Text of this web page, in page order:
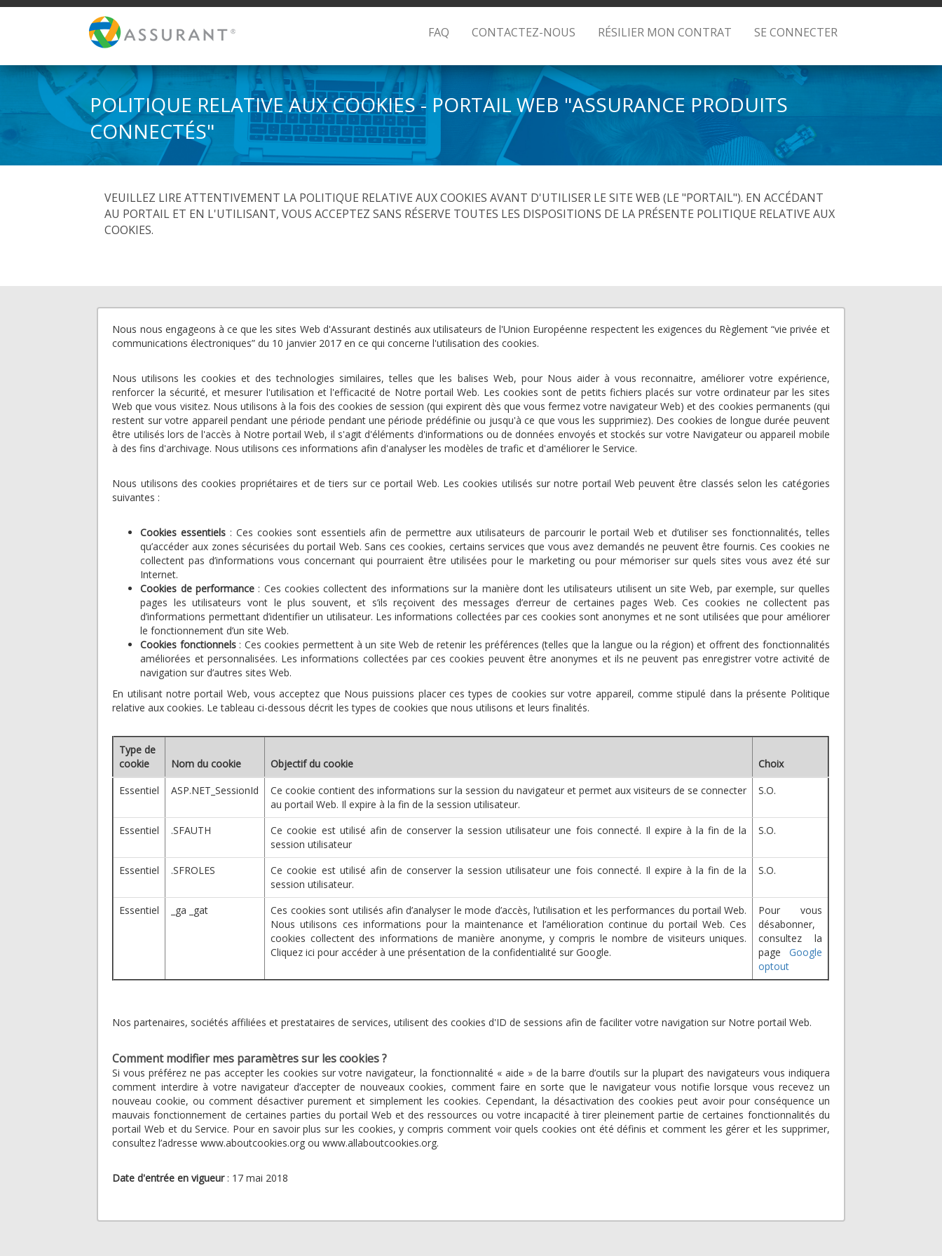
FAQ CONTACTEZ-NOUS RÉSILIER MON CONTRAT SE CONNECTER
POLITIQUE RELATIVE AUX COOKIES - PORTAIL WEB "ASSURANCE PRODUITS
CONNECTÉS"
VEUILLEZ LIRE ATTENTIVEMENT LA POLITIQUE RELATIVE AUX COOKIES AVANT D'UTILISER LE SITE WEB (LE "PORTAIL"). EN ACCÉDANT
AU PORTAIL ET EN L'UTILISANT, VOUS ACCEPTEZ SANS RÉSERVE TOUTES LES DISPOSITIONS DE LA PRÉSENTE POLITIQUE RELATIVE AUX
COOKIES.
Nous nous engageons à ce que les sites Web d'Assurant destinés aux utilisateurs de l'Union Européenne respectent les exigences du Règlement “vie privée et
communications électroniques” du 10 janvier 2017 en ce qui concerne l'utilisation des cookies.
Nous utilisons les cookies et des technologies similaires, telles que les balises Web, pour Nous aider à vous reconnaitre, améliorer votre expérience,
renforcer la sécurité, et mesurer l'utilisation et l'efficacité de Notre portail Web. Les cookies sont de petits fichiers placés sur votre ordinateur par les sites
Web que vous visitez. Nous utilisons à la fois des cookies de session (qui expirent dès que vous fermez votre navigateur Web) et des cookies permanents (qui
restent sur votre appareil pendant une période pendant une période prédéfinie ou jusqu'à ce que vous les supprimiez). Des cookies de longue durée peuvent
être utilisés lors de l'accès à Notre portail Web, il s'agit d'éléments d'informations ou de données envoyés et stockés sur votre Navigateur ou appareil mobile
à des fins d'archivage. Nous utilisons ces informations afin d'analyser les modèles de trafic et d'améliorer le Service.
Nous utilisons des cookies propriétaires et de tiers sur ce portail Web. Les cookies utilisés sur notre portail Web peuvent être classés selon les catégories
suivantes :
Cookies essentiels : Ces cookies sont essentiels afin de permettre aux utilisateurs de parcourir le portail Web et d’utiliser ses fonctionnalités, telles
qu’accéder aux zones sécurisées du portail Web. Sans ces cookies, certains services que vous avez demandés ne peuvent être fournis. Ces cookies ne
collectent pas d’informations vous concernant qui pourraient être utilisées pour le marketing ou pour mémoriser sur quels sites vous avez été sur
Internet.
Cookies de performance: Ces cookies collectent des informations sur la manière dont les utilisateurs utilisent un site Web, par exemple, sur quelles
pages les utilisateurs vont le plus souvent, et s’ils reçoivent des messages d’erreur de certaines pages Web. Ces cookies ne collectent pas
d’informations permettant d’identifier un utilisateur. Les informations collectées par ces cookies sont anonymes et ne sont utilisées que pour améliorer
le fonctionnement d’un site Web.
Cookies fonctionnels: Ces cookies permettent à un site Web de retenir les préférences (telles que la langue ou la région) et offrent des fonctionnalités
améliorées et personnalisées. Les informations collectées par ces cookies peuvent être anonymes et ils ne peuvent pas enregistrer votre activité de
navigation sur d’autres sites Web.
En utilisant notre portail Web, vous acceptez que Nous puissions placer ces types de cookies sur votre appareil, comme stipulé dans la présente Politique
relative aux cookies. Le tableau ci-dessous décrit les types de cookies que nous utilisons et leurs finalités.
Type de
cookie
Nom du cookie Objectif du cookie
Choix
Essentiel
ASP.NET_SessionId
Ce cookie contient des informations sur la session du navigateur et permet aux visiteurs de se connecter
au portail Web. Il expire à la fin de la session utilisateur.
S.O.
Essentiel .SFAUTH
Ce cookie est utilisé afin de conserver la session utilisateur une fois connecté. Il expire à la fin de la
session utilisateur
S.O.
Essentiel .SFROLES
Ce cookie est utilisé afin de conserver la session utilisateur une fois connecté. Il expire à la fin de la
session utilisateur.
S.O.
Essentiel _ga _gat
Ces cookies sont utilisés afin d’analyser le mode d’accès, l’utilisation et les performances du portail Web.
Nous utilisons ces informations pour la maintenance et l’amélioration continue du portail Web. Ces
cookies collectent des informations de manière anonyme, y compris le nombre de visiteurs uniques.
Cliquez ici pour accéder à une présentation de la confidentialité sur Google.
Pour vous
désabonner,
consultez la
pageGoogle
optout
Nos partenaires, sociétés affiliées et prestataires de services, utilisent des cookies d'ID de sessions afin de faciliter votre navigation sur Notre portail Web.
Comment modifier mes paramètres sur les cookies ?
Si vous préférez ne pas accepter les cookies sur votre navigateur, la fonctionnalité « aide » de la barre d’outils sur la plupart des navigateurs vous indiquera
comment interdire à votre navigateur d’accepter de nouveaux cookies, comment faire en sorte que le navigateur vous notifie lorsque vous recevez un
nouveau cookie, ou comment désactiver purement et simplement les cookies. Cependant, la désactivation des cookies peut avoir pour conséquence un
mauvais fonctionnement de certaines parties du portail Web et des ressources ou votre incapacité à tirer pleinement partie de certaines fonctionnalités du
portail Web et du Service. Pour en savoir plus sur les cookies, y compris comment voir quels cookies ont été définis et comment les gérer et les supprimer,
consultez l’adresse www.aboutcookies.org ou www.allaboutcookies.org.
Date d'entrée en vigueur: 17 mai 2018